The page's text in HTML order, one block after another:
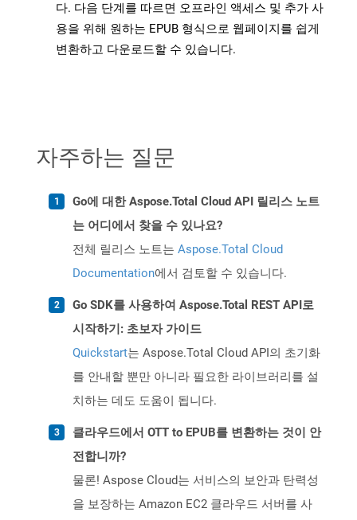
다. 다음 단계를 따르면 오프라인 액세스 및 추가 사
용을 위해 원하는 EPUB 형식으로 웹페이지를 쉽게
변환하고 다운로드할 수 있습니다.
자주하는 질문
Go에 대한 Aspose.Total Cloud API 릴리스 노트
는 어디에서 찾을 수 있나요?
전체 릴리스 노트는 Aspose.Total Cloud
Documentation에서 검토할 수 있습니다.
Go SDK를 사용하여 Aspose.Total REST API로
시작하기: 초보자 가이드
Quickstart는 Aspose.Total Cloud API의 초기화
를 안내할 뿐만 아니라 필요한 라이브러리를 설
치하는 데도 도움이 됩니다.
클라우드에서 OTT to EPUB를 변환하는 것이 안
전합니까?
물론! Aspose Cloud는 서비스의 보안과 탄력성
을 보장하는 Amazon EC2 클라우드 서버를 사